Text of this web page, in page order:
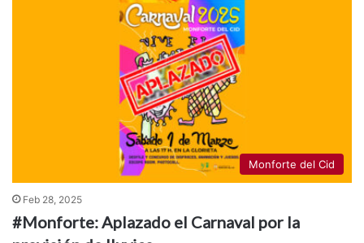
Monforte del Cid
Feb 28, 2025
#Monforte: Aplazado el Carnaval por la